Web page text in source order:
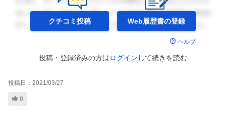
クチコミ投稿 Web履歴書の登録
ヘルプ
投稿・登録済みの方はログイン して続きを読む
投稿日： 2021/03/27
0